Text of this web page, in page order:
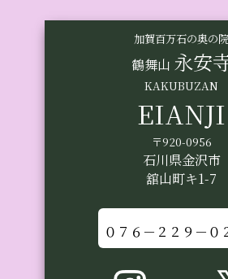
加賀百万石の奥の院
鶴舞山 永安
KAKUBUZAN
EIANJI
〒920-0956
石川県金沢市
舘山町キ1-7
０７６－２２９－０